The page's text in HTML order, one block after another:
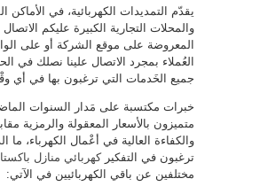
يقدّم التمديدات الكهربائية، في الأماكن
والمحلات التجارية الكبيرة عليكم
المعروضة على موقع الشركة أو على
العُملاء بمجرد الاتصال علينا نصلك في
جميع الخَدمات التي ترغبون بها في أي
خبرات مكتسبة على مَدار السنوات
متميزون بالأسعار المعقولة والرمزية
والكفاءة العالية في أعْمال الكهرباء، ما
ترغبون في التفكيركهربائي منازل
مختلفين عن باقي الكهربائيين في الآتي: